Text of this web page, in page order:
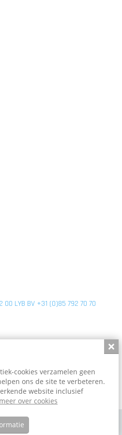
LYB BV +31 (0)85 792 70 70
© 2026
cookies verzamelen geen
ons de site te verbeteren.
website inclusief
over cookies